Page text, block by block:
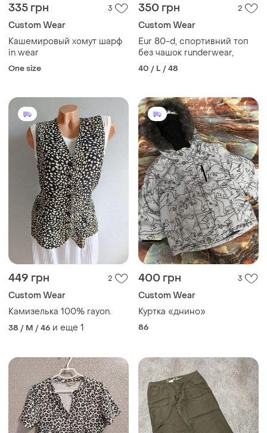
335 грн 3
Сustom Wear
Кашемировый хомут шарф
in wear
One size
350 грн 2
Сustom Wear
Eur 80-d, спортивний топ
без чашок runderwear,
40 / L / 48
449 грн 2
Сustom Wear
Камизелька 100% rayon.
38 / M / 46 и еще 1
400 грн 3
Сustom Wear
Куртка «днино»
86